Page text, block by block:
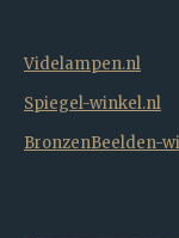
Videlampen.nl
Spiegel-winkel.nl
BronzenBeelden-